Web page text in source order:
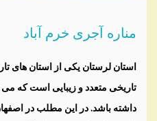
مناره آجری خرم آباد
استان لرستان یکی از استان های
تاریخی متعدد و زیبایی است که
داشته باشد. در این مطلب در